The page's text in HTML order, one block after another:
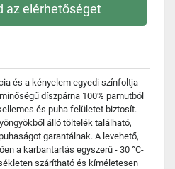
az elérhetőséget
és a kényelem egyedi színfoltja
díszpárna 100% pamutból
és puha felületet biztosít.
álló töltelék található,
garantálnak. A levehető,
a karbantartás egyszerű - 30 °C-
szárítható és kíméletesen